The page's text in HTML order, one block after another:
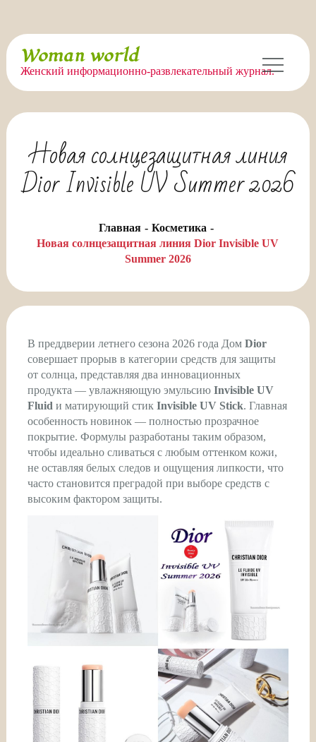
Перейти
содержимому
Woman world
Женский информационно-развлекательный журнал.
Новая солнцезащитная линия
Dior Invisible UV Summer 2026
Главная
Косметика
Новая солнцезащитная линия Dior Invisible UV
Summer 2026
В преддверии летнего сезона 2026 года Дом Dior
совершает прорыв в категории средств для защиты
от солнца, представляя два инновационных
продукта — увлажняющую эмульсию Invisible UV
Fluid и матирующий стик Invisible UV Stick. Главная
особенность новинок — полностью прозрачное
покрытие. Формулы разработаны таким образом,
чтобы идеально сливаться с любым оттенком кожи,
не оставляя белых следов и ощущения липкости, что
часто становится преградой при выборе средств с
высоким фактором защиты.